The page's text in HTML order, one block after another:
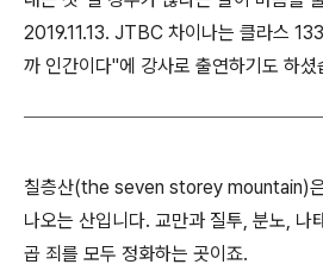
2019.11.13. JTBC 차이나는 클라스
까 인간이다"에 강사로 출연하기도 하셨
칠층산(the seven storey mountain)은
나오는 산입니다. 교만과 질투, 분노, 나
곱 죄를 모두 정화하는 곳이죠.